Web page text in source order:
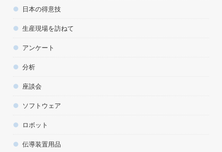
日本の得意技
生産現場を訪ねて
アンケート
分析
座談会
ソフトウェア
ロボット
伝導装置用品